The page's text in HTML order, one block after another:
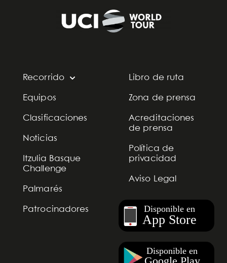
Recorrido
Equipos
Clasificaciones
Noticias
Itzulia Basque
Challenge
Palmarés
Patrocinadores
Libro de ruta
Zona de prensa
Acreditaciones
de prensa
Política de
privacidad
Aviso Legal